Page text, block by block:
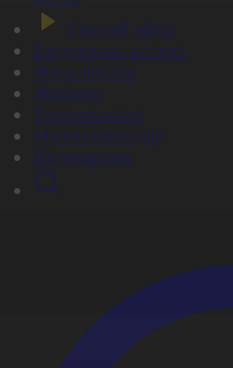
Тікелей эфир
Бағдарлама кестесі
Жаңалықтар
Жобалар
Телехикаялар
Мультсериалдар
Видеоархив